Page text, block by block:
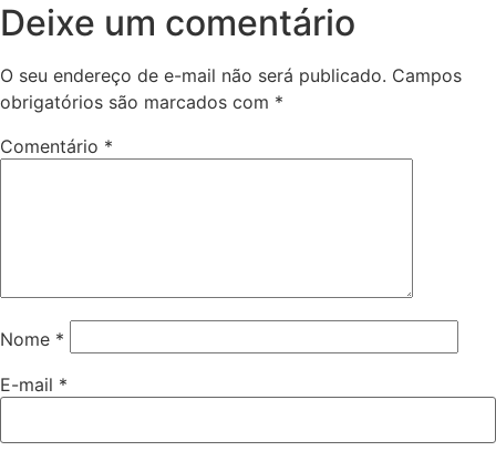
Deixe um comentário
O seu endereço de e-mail não será publicado. Campos
obrigatórios são marcados com *
Comentário *
Nome *
E-mail *